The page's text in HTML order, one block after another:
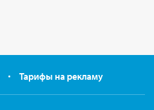
Тарифы на рекламу